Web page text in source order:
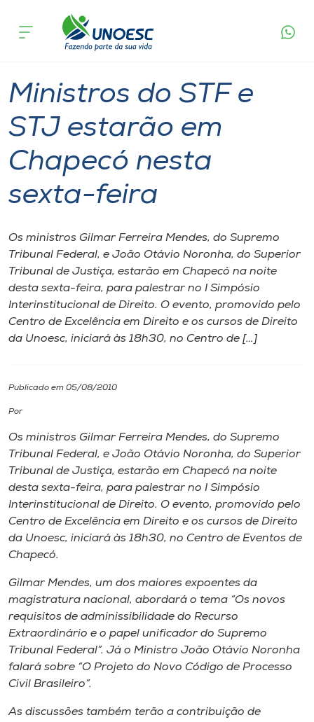
Cursos
Pesquisa
Atendimento ao Estudante
Portal de Ensino
A
Internacionalização
I.nova
Diplomados
CPA
Biblioteca
Editora
Rádio
Museu
Unoesc
acontece
Ministros do STF e
STJ estarão em
Chapecó nesta
sexta-feira
Os ministros Gilmar Ferreira Mendes, do Supremo
Tribunal Federal, e João Otávio Noronha, do Superior
Tribunal de Justiça, estarão em Chapecó na noite
desta sexta-feira, para palestrar no I Simpósio
Interinstitucional de Direito. O evento, promovido pelo
Centro de Excelência em Direito e os cursos de Direito
da Unoesc, iniciará às 18h30, no Centro de […]
Publicado em 05/08/2010
Por
Os ministros Gilmar Ferreira Mendes, do Supremo
Tribunal Federal, e João Otávio Noronha, do Superior
Tribunal de Justiça, estarão em Chapecó na noite
desta sexta-feira, para palestrar no I Simpósio
Interinstitucional de Direito. O evento, promovido pelo
Centro de Excelência em Direito e os cursos de Direito
da Unoesc, iniciará às 18h30, no Centro de Eventos de
Chapecó.
Gilmar Mendes, um dos maiores expoentes da
magistratura nacional, abordará o tema “Os novos
requisitos de adminissibilidade do Recurso
Extraordinário e o papel unificador do Supremo
Tribunal Federal”. Já o Ministro João Otávio Noronha
falará sobre “O Projeto do Novo Código de Processo
Civil Brasileiro”.
As discussões também terão a contribuição de